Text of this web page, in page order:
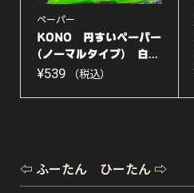
ペーパー
KONO 円すいペーパー
(ノーマルタイプ) 白...
¥539 （税込）
⇦ ふーたん ひーたん ⇨